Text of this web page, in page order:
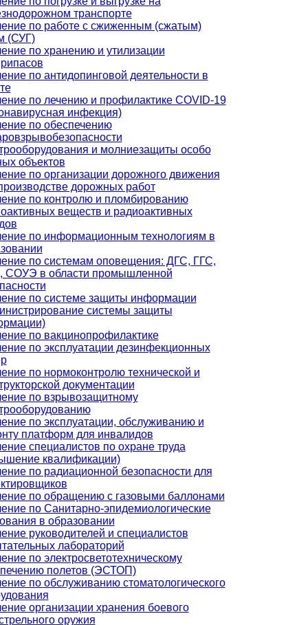
транспорте
по работе с сжиженным (сжатым)
(СУГ)
по хранению и утилизации
по антидопинговой деятельности в
по лечению и профилактике COVID-19
инфекция)
по обеспечению
и молниезащиты особо
объектов
по организации дорожного движения
дорожных работ
по контролю и пломбированию
веществ и радиоактивных
по информационным технологиям в
по системам оповещения: ДГС, ГГС,
в области промышленной
по системе защиты информации
системы защиты
по вакцинопрофилактике
по эксплуатации дезинфекционных
по нормоконтролю технической и
документации
по взрывозащитному
по эксплуатации, обслуживанию и
платформ для инвалидов
специалистов по охране труда
квалификации)
по радиационной безопасности для
по обращению с газовыми баллонами
по Санитарно-эпидемиологические
в образовании
руководителей и специалистов
лабораторий
по электросветотехническому
полетов (ЭСТОП)
по обслуживанию стоматологического
организации хранения боевого
оружия